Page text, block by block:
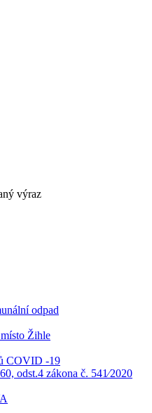
výraz
odpad
Žihle
COVID -19
odst.4 zákona č. 541⁄2020